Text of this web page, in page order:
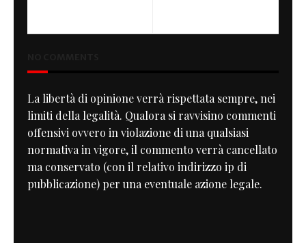
La libertà di opinione verrà rispettata sempre, nei
limiti della legalità. Qualora si ravvisino commenti
offensivi ovvero in violazione di una qualsiasi
normativa in vigore, il commento verrà cancellato
ma conservato (con il relativo indirizzo ip di
pubblicazione) per una eventuale azione legale.